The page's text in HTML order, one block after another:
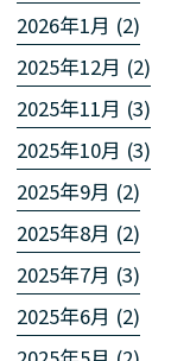
2026年1月 (2)
2025年12月 (2)
2025年11月 (3)
2025年10月 (3)
2025年9月 (2)
2025年8月 (2)
2025年7月 (3)
2025年6月 (2)